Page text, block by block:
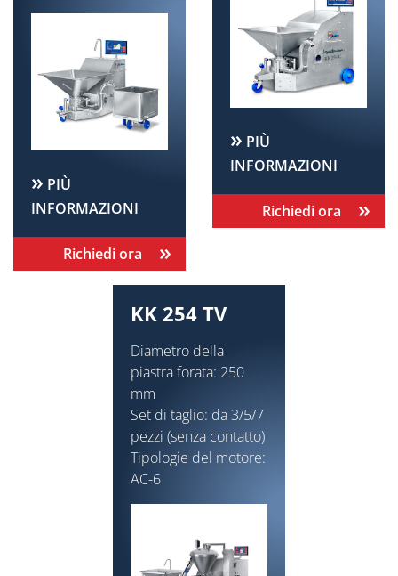
PIÙ
INFORMAZIONI
Richiedi ora
PIÙ
INFORMAZIONI
Richiedi ora
KK 254 TV
Diametro della
piastra forata: 250
mm
Set di taglio: da 3/5/7
pezzi (senza contatto)
Tipologie del motore:
AC-6